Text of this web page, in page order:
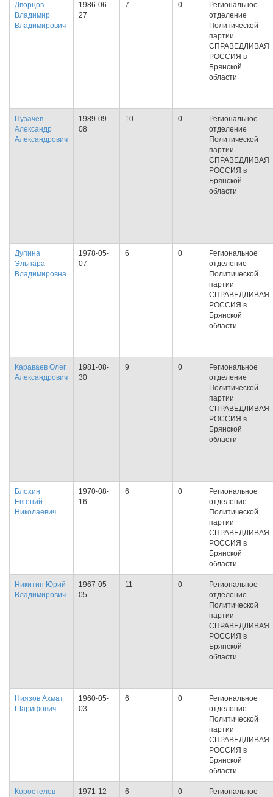
Дворцов
Владимир
Владимирович
1986-06-
27
7 0
Региональное
отделение
Политической
партии
СПРАВЕДЛИВАЯ
РОССИЯ в
Брянской
области
Пузачев
Александр
Александрович
1989-09-
08
10 0
Региональное
отделение
Политической
партии
СПРАВЕДЛИВАЯ
РОССИЯ в
Брянской
области
Дупина
Эльнара
Владимировна
1978-05-
07
6 0
Региональное
отделение
Политической
партии
СПРАВЕДЛИВАЯ
РОССИЯ в
Брянской
области
Караваев Олег
Александрович
1981-08-
30
9 0
Региональное
отделение
Политической
партии
СПРАВЕДЛИВАЯ
РОССИЯ в
Брянской
области
Блохин
Евгений
Николаевич
1970-08-
16
6 0
Региональное
отделение
Политической
партии
СПРАВЕДЛИВАЯ
РОССИЯ в
Брянской
области
Никитин Юрий
Владимирович
1967-05-
05
11 0
Региональное
отделение
Политической
партии
СПРАВЕДЛИВАЯ
РОССИЯ в
Брянской
области
Ниязов Ахмат
Шарифович
1960-05-
03
6 0
Региональное
отделение
Политической
партии
СПРАВЕДЛИВАЯ
РОССИЯ в
Брянской
области
Коростелев
1971-12-
6 0
Региональное